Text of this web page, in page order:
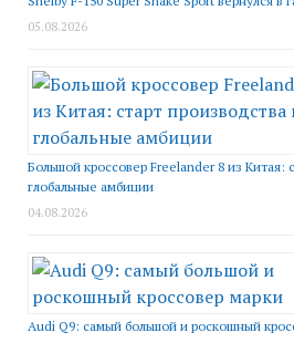
05.08.2026
Большой кроссовер Freelander 8 из Китая:
глобальные амбиции
04.08.2026
Audi Q9: самый большой и роскошный